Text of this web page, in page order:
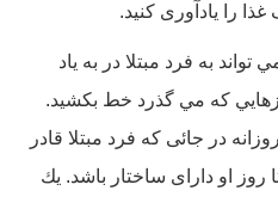
را یادآوری کنید.
به فرد مبتلا در به ياد
كه مي گذرد خط بکشید.
در جائی كه فرد مبتلا قادر
روز او دارای ساختار باشد. يك